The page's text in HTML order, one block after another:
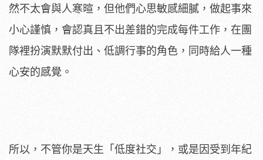
然不太會與人寒暄，但他們心思敏感細膩，做起事來
小心謹慎，會認真且不出差錯的完成每件工作，在團
隊裡扮演默默付出、低調行事的角色，同時給人一種
心安的感覺。
所以，不管你是天生「低度社交」，或是因受到年紀